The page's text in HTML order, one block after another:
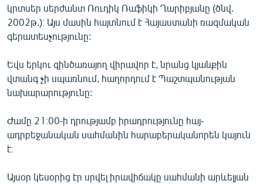
ԱՐԽԻՎ
ՏԵՍԱՆՅՈՒԹԵՐ
ՁԳՏԵԼՈՎ ԼԱՎԱԳՈՒՅՆԻՆ
ՓՈԴՔԱՍԹ
Հայերեն
English
կրտսեր սերժանտ Ռուդիկ Ռաֆիկի Ղարիբյանը (ծնվ.
2002թ.)։ Այս մասին հայտնում է Հայաստանի ռազմական
գերատեսչությունը:
Եվս երկու զինծառայող վիրավոր է, նրանց կյանքին
վտանգ չի սպառնում, հաղորդում է Պաշտպանության
նախարարությունը:
Ժամը 21։00-ի դրությամբ իրադրությունը հայ-
ադրբեջանական սահմանին հարաբերականորեն կայուն
է։
Այսօր կեսօրից էր սրվել իրավիճակը սահմանի արևելյան